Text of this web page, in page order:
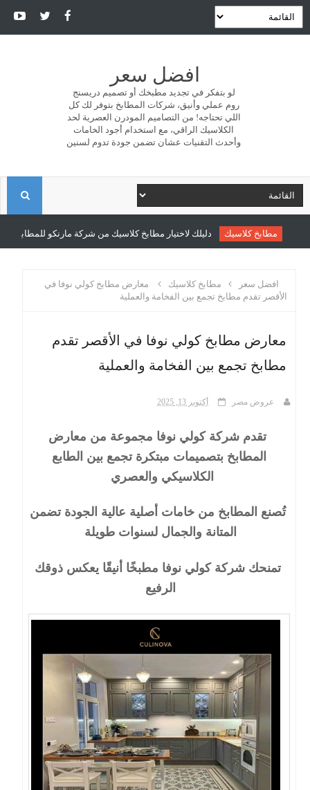
افضل سعر
لو بتفكر في تجديد مطبخك أو تصميم دريسنج
روم عملي وأنيق، شركات المطابخ بتوفر لك كل
اللي تحتاجه! من التصاميم المودرن العصرية لحد
الكلاسيك الراقي، مع استخدام أجود الخامات
وأحدث التقنيات عشان تضمن جودة تدوم لسنين
ا
مطابخ كلاسيك دليلك لاختيار مطابخ كلاسيك من شركة مارنكو للمطابخ
افضل سعر مطابخ كلاسيك
معارض مطابخ كولي نوفا في
الأقصر تقدم مطابخ تجمع بين الفخامة والعملية
معارض مطابخ كولي نوفا في الأقصر تقدم
مطابخ تجمع بين الفخامة والعملية
عروض مصر أكتوبر 13, 2025
تقدم شركة كولي نوفا مجموعة من معارض
المطابخ بتصميمات مبتكرة تجمع بين الطابع
الكلاسيكي والعصري
تُصنع المطابخ من خامات أصلية عالية الجودة تضمن
المتانة والجمال لسنوات طويلة
تمنحك شركة كولي نوفا مطبخًا أنيقًا يعكس ذوقك
الرفيع